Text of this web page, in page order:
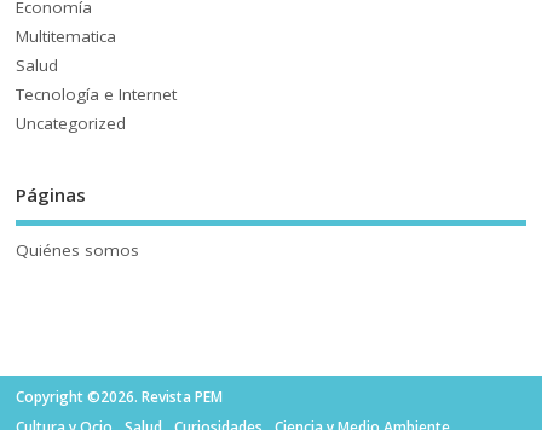
Economía
Multitematica
Salud
Tecnología e Internet
Uncategorized
Páginas
Quiénes somos
Copyright ©2026. Revista PEM